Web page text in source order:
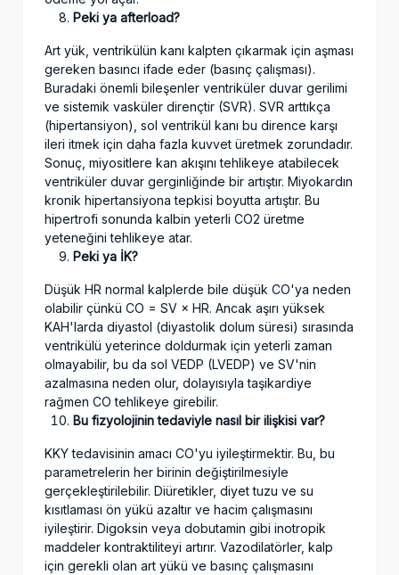
Peki ya afterload?
Art yük, ventrikülün kanı kalpten çıkarmak için aşması
gereken basıncı ifade eder (basınç çalışması).
Buradaki önemli bileşenler ventriküler duvar gerilimi
ve sistemik vasküler dirençtir (SVR). SVR arttıkça
(hipertansiyon), sol ventrikül kanı bu dirence karşı
ileri itmek için daha fazla kuvvet üretmek zorundadır.
Sonuç, miyositlere kan akışını tehlikeye atabilecek
ventriküler duvar gerginliğinde bir artıştır. Miyokardın
kronik hipertansiyona tepkisi boyutta artıştır. Bu
hipertrofi sonunda kalbin yeterli CO2 üretme
yeteneğini tehlikeye atar.
Peki ya İK?
Düşük HR normal kalplerde bile düşük CO'ya neden
olabilir çünkü CO = SV × HR. Ancak aşırı yüksek
KAH'larda diyastol (diyastolik dolum süresi) sırasında
ventrikülü yeterince doldurmak için yeterli zaman
olmayabilir, bu da sol VEDP (LVEDP) ve SV'nin
azalmasına neden olur, dolayısıyla taşikardiye
rağmen CO tehlikeye girebilir.
Bu fizyolojinin tedaviyle nasıl bir ilişkisi var?
KKY tedavisinin amacı CO'yu iyileştirmektir. Bu, bu
parametrelerin her birinin değiştirilmesiyle
gerçekleştirilebilir. Diüretikler, diyet tuzu ve su
kısıtlaması ön yükü azaltır ve hacim çalışmasını
iyileştirir. Digoksin veya dobutamin gibi inotropik
maddeler kontraktiliteyi artırır. Vazodilatörler, kalp
için gerekli olan art yükü ve basınç çalışmasını